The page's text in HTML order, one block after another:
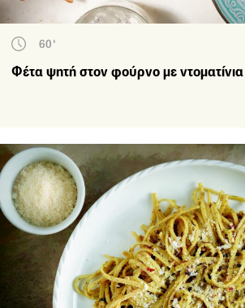
60'
Φέτα ψητή στον φούρνο με ντοματίνια